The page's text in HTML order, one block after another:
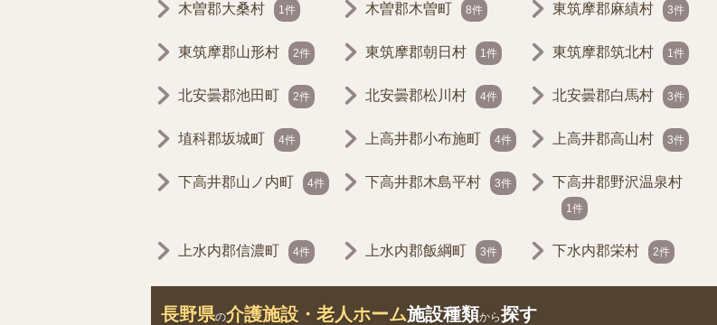
木曽郡大桑村 1件 木曽郡木曽町 8件 東筑摩郡麻績村 3件
東筑摩郡山形村 2件 東筑摩郡朝日村 1件 東筑摩郡筑北村 1件
北安曇郡池田町 2件 北安曇郡松川村 4件 北安曇郡白馬村 3件
埴科郡坂城町 4件 上高井郡小布施町 4件 上高井郡高山村 3件
下高井郡山ノ内町 4件 下高井郡木島平村 3件 下高井郡野沢温泉村
1件
上水内郡信濃町 4件 上水内郡飯綱町 3件 下水内郡栄村 2件
長野県の介護施設・老人ホーム施設種類から探す